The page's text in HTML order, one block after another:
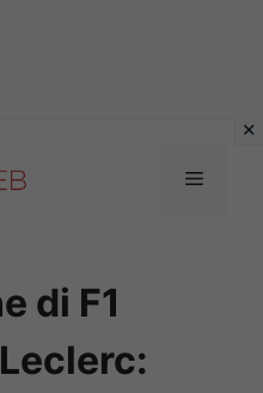
Menu
di F1